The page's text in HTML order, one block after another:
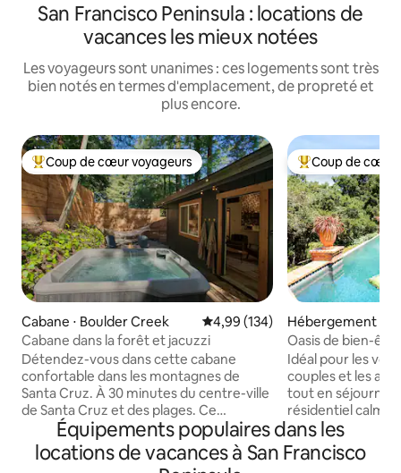
San Francisco Peninsula : locations de
vacances les mieux notées
Les voyageurs sont unanimes : ces logements sont très
bien notés en termes d'emplacement, de propreté et
plus encore.
Coups de cœur voyageurs les plus appréciés
Coup de cœur voyageurs
Cabane ⋅ Boulder Creek Évaluation moyenne sur la
4,99 (134)
Cabane dans la forêt et jacuzzi
Détendez-vous dans cette cabane
confortable dans les montagnes de
Santa Cruz. À 30 minutes du centre-ville
de Santa Cruz et des plages. Ce
charmant studio de 400 pieds carrés est
le cadre idéal pour se déconnecter de la
vie urbaine et se plonger dans les
Coups de cœur
Coup de cœur
Hébergement ⋅
Oasis de bien-
dans la Silicon
Idéal pour les
couples et les
tout en
résidentiel calme.
haut de gamme à
1 500 pieds
de la réserve de
Équipements populaires dans les
locations de vacances à San Francisco